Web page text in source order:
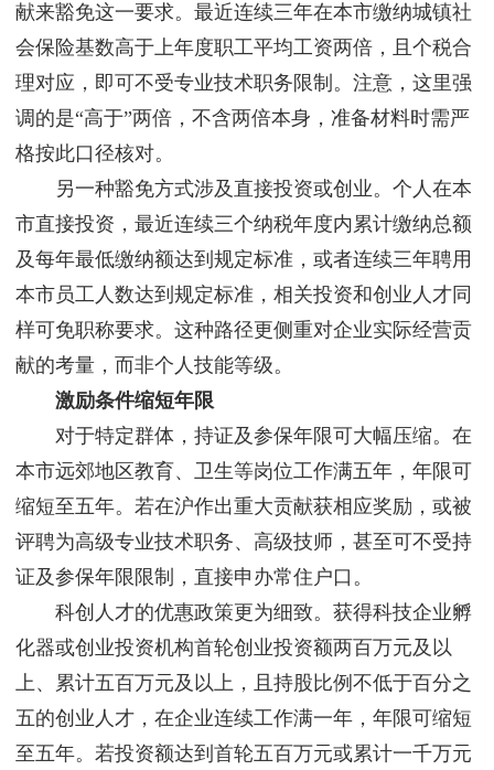
献来豁免这一要求。最近连续三年在本市缴纳城镇社
会保险基数高于上年度职工平均工资两倍，且个税合
理对应，即可不受专业技术职务限制。注意，这里强
调的是“高于”两倍，不含两倍本身，准备材料时需严
格按此口径核对。
另一种豁免方式涉及直接投资或创业。个人在本
市直接投资，最近连续三个纳税年度内累计缴纳总额
及每年最低缴纳额达到规定标准，或者连续三年聘用
本市员工人数达到规定标准，相关投资和创业人才同
样可免职称要求。这种路径更侧重对企业实际经营贡
献的考量，而非个人技能等级。
激励条件缩短年限
对于特定群体，持证及参保年限可大幅压缩。在
本市远郊地区教育、卫生等岗位工作满五年，年限可
缩短至五年。若在沪作出重大贡献获相应奖励，或被
评聘为高级专业技术职务、高级技师，甚至可不受持
证及参保年限限制，直接申办常住户口。
科创人才的优惠政策更为细致。获得科技企业孵
化器或创业投资机构首轮创业投资额两百万元及以
上、累计五百万元及以上，且持股比例不低于百分之
五的创业人才，在企业连续工作满一年，年限可缩短
至五年。若投资额达到首轮五百万元或累计一千万元